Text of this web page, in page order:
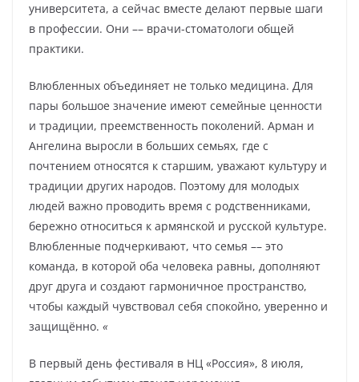
университета, а сейчас вместе делают первые шаги
в профессии. Они –– врачи-стоматологи общей
практики.
Влюбленных объединяет не только медицина. Для
пары большое значение имеют семейные ценности
и традиции, преемственность поколений. Арман и
Ангелина выросли в больших семьях, где с
почтением относятся к старшим, уважают культуру и
традиции других народов. Поэтому для молодых
людей важно проводить время с родственниками,
бережно относиться к армянской и русской культуре.
Влюбленные подчеркивают, что семья –– это
команда, в которой оба человека равны, дополняют
друг друга и создают гармоничное пространство,
чтобы каждый чувствовал себя спокойно, уверенно и
защищённо. «
В первый день фестиваля в НЦ «Россия», 8 июля,